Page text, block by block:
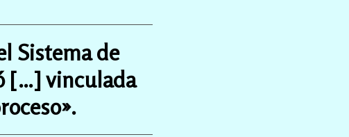
Sistema de
[…] vinculada